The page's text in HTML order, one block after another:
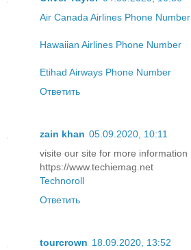
Air Canada Airlines Phone Number
Hawaiian Airlines Phone Number
Etihad Airways Phone Number
Ответить
zain khan 05.09.2020, 10:11
visite our site for more information
https://www.techiemag.net
Technoroll
Ответить
tourcrown 18.09.2020, 13:52